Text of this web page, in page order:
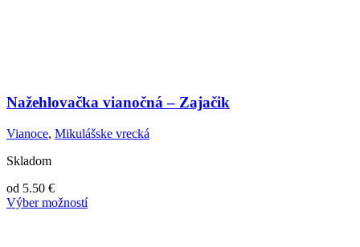
Nažehlovačka vianočná – Zajačik
Vianoce, Mikulášske vrecká
Skladom
od 5.50 €
Výber možností